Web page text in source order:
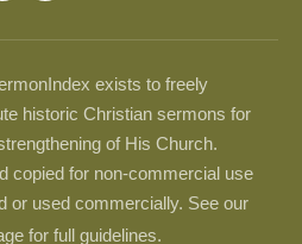
exists to freely
historic Christian sermons for
of His Church.
copied for non-commercial use
or used commercially. See our
for full guidelines.